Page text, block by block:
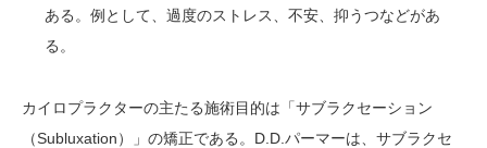
ある。例として、過度のストレス、不安、抑うつなどがあ
る。
カイロプラクターの主たる施術目的は「サブラクセーション
（Subluxation）」の矯正である。D.D.パーマーは、サブラクセ